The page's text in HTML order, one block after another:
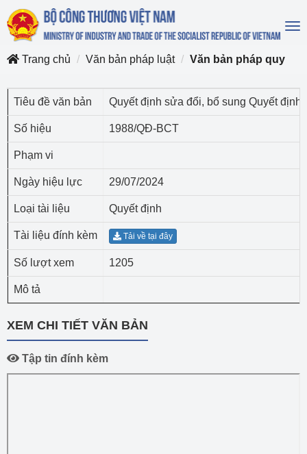
Trang chủ
Văn bản pháp luật Văn bản pháp quy
Tiêu đề văn bản Quyết định sửa đổi, bổ sung Quyết
Số hiệu 1988/QĐ-BCT
Phạm vi
Ngày hiệu lực 29/07/2024
Loại tài liệu Quyết định
Tài liệu đính kèm Tải về tại đây
Số lượt xem 1205
Mô tả
XEM CHI TIẾT VĂN BẢN
Tập tin đính kèm